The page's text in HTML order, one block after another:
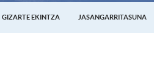
GIZARTE EKINTZA JASANGARRITASUNA